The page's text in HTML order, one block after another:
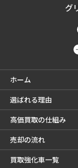
グ
ホーム
選ばれる理由
高価買取の仕組み
売却の流れ
買取強化車一覧